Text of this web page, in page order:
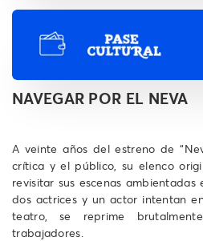
NAVEGAR POR EL NEVA
A veinte años del estreno de
crítica y el público, su elenco
revisitar sus escenas ambientadas
dos actrices y un actor intentan
teatro, se reprime
trabajadores.